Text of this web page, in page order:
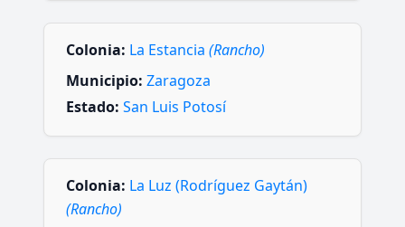
Colonia: La Estancia (Rancho)
Municipio: Zaragoza
Estado: San Luis Potosí
Colonia: La Luz (Rodríguez Gaytán)
(Rancho)